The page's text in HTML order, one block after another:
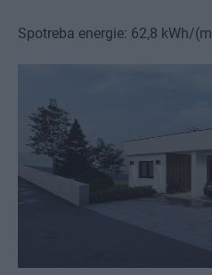
Spotreba energie: 62,8 kWh/(m